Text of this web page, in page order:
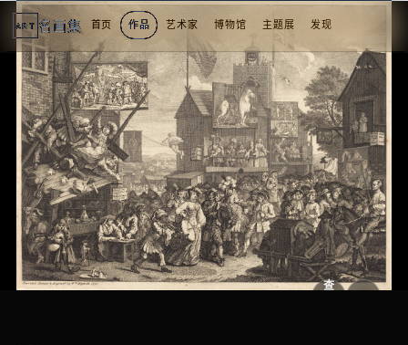
ART 名画集 首页 作品 艺术家 博物馆 主题展 发现
查